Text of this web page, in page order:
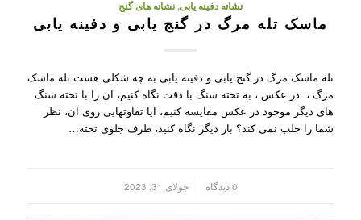
نشانه دفینه یابی,نشانه های گنج
ماسک تله مرگ در گنج یابی و دفینه یابی
تله ماسک مرگ در گنج یابی و دفینه یابی به چه شکلی هست تله ماسک
مرگ ، در عکس ، به تخته سنگ با دقت نگاه کنیم، آن را با تخته سنگ
های دیگر موجود در عکس مقایسه کنیم، آیا تفاوتهایی روی آن، نظر
شما را جلب نمی کند؟ بار دیگر نگاه کنید، طرف جلوی تخته…
0 دیدگاه جولای 31, 2023